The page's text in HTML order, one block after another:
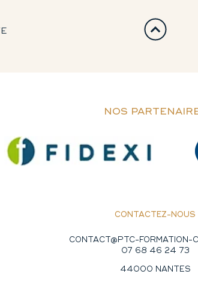
NOS
CONTACTEZ-NOUS
CONTACT@PTC-FORMATION-
07 68 46 24 73
44000 NANTES